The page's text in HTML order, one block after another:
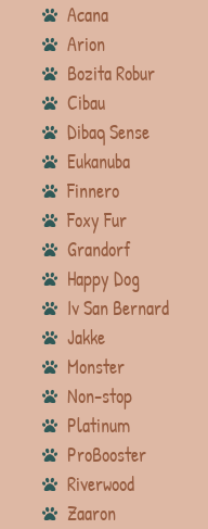
Acana
Arion
Bozita Robur
Cibau
Dibaq Sense
Eukanuba
Finnero
Foxy Fur
Grandorf
Happy Dog
Iv San Bernard
Jakke
Monster
Non-stop
Platinum
ProBooster
Riverwood
Zaaron